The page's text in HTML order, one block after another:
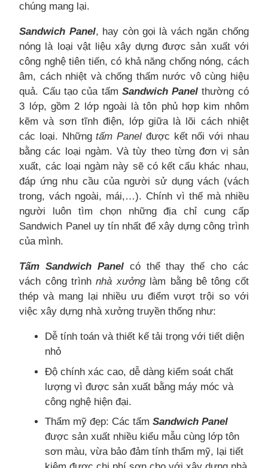
chúng mang lại.
Sandwich Panel, hay còn gọi là vách ngăn chống
nóng là loại vật liệu xây dựng được sản xuất với
công nghệ tiên tiến, có khả năng chống nóng, cách
âm, cách nhiệt và chống thấm nước vô cùng hiệu
quả. Cấu tạo của tấm Sandwich Panel thường có
3 lớp, gồm 2 lớp ngoài là tôn phủ hợp kim nhôm
kẽm và sơn tĩnh điện, lớp giữa là lõi cách nhiệt
các loại. Nhữngtấm Panel được kết nối với nhau
bằng các loại ngàm. Và tùy theo từng đơn vị sản
xuất, các loại ngàm này sẽ có kết cấu khác nhau,
đáp ứng nhu cầu của người sử dụng vách (vách
trong, vách ngoài, mái,…). Chính vì thế mà nhiều
người luôn tìm chọn những địa chỉ cung cấp
Sandwich Panel uy tín nhất để xây dựng công trình
của mình.
Tấm Sandwich Panelcó thể thay thế cho các
vách công trìnhnhà xưởnglàm bằng bê tông cốt
thép và mang lại nhiều ưu điểm vượt trội so với
việc xây dựng nhà xưởng truyền thống như:
Dễ tính toán và thiết kế tải trọng với tiết diện
nhỏ
Độ chính xác cao, dễ dàng kiểm soát chất
lượng vì được sản xuất bằng máy móc và
công nghệ hiện đại.
Thẩm mỹ đẹp: Các tấm Sandwich Panel
được sản xuất nhiều kiểu mẫu cùng lớp tôn
sơn màu, vừa bảo đảm tính thẩm mỹ, lại tiết